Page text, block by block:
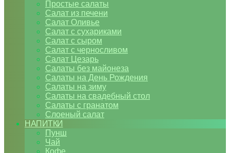
Простые салаты
Салат из печени
Салат Оливье
Салат с сухариками
Салат с сыром
Салат с черносливом
Салат Цезарь
Салаты без майонеза
Салаты на День Рождения
Салаты на зиму
Салаты на свадебный стол
Салаты с гранатом
Слоеный салат
НАПИТКИ
Пунш
Чай
Кофе